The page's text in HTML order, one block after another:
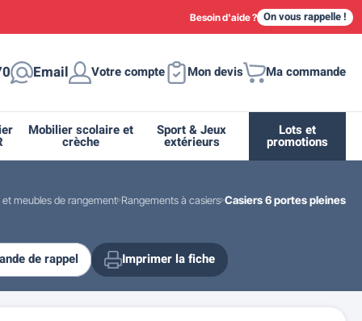
Besoin d'aide ? On vous rappelle !
Email Votre compte Mon devis Ma commande
Fleurissement urbain
Supports et abris vélo moto
Miroir de sécurité routière
Drapeau - Pavoisement
Espace sanitaire
Mobilier scolaire et
crèche
Casiers et meubles de rangement
Sport & Jeux
extérieurs
Lots et
promotions
et meubles de rangement Rangements à casiers Casiers 6 portes pleines
de rappel Imprimer la fiche